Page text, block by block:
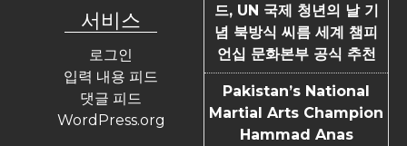
서비스
로그인
입력 내용 피드
댓글 피드
WordPress.org
드, UN 국제 청년의 날 기
념 북방식 씨름 세계 챔피
언십 문화본부 공식 추천
Pakistan’s National
Martial Arts Champion
Hammad Anas